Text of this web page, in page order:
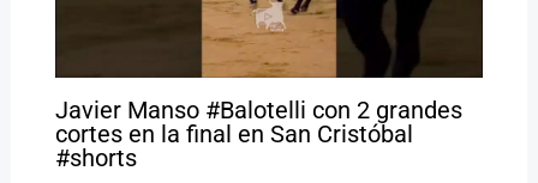
Javier Manso #Balotelli con 2 grandes
cortes en la final en San Cristóbal
#shorts